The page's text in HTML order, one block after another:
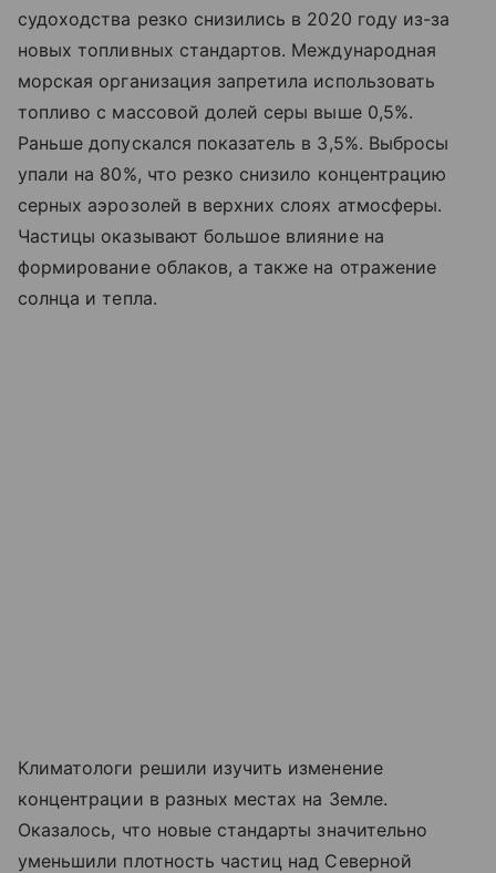
судоходства резко снизились в 2020 году из-за
новых топливных стандартов. Международная
морская организация запретила использовать
топливо с массовой долей серы выше 0,5%.
Раньше допускался показатель в 3,5%. Выбросы
упали на 80%, что резко снизило концентрацию
серных аэрозолей в верхних слоях атмосферы.
Частицы оказывают большое влияние на
формирование облаков, а также на отражение
солнца и тепла.
Климатологи решили изучить изменение
концентрации в разных местах на Земле.
Оказалось, что новые стандарты значительно
уменьшили плотность частиц над Северной